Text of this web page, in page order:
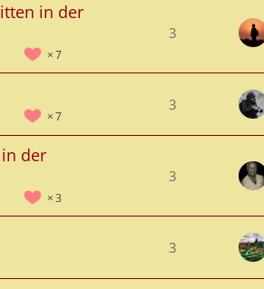
in der
7
3
7
3
der
3
3
3